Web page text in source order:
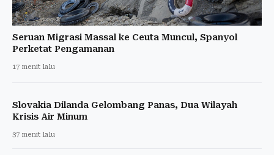
Seruan Migrasi Massal ke Ceuta Muncul, Spanyol
Perketat Pengamanan
17 menit lalu
Slovakia Dilanda Gelombang Panas, Dua Wilayah
Krisis Air Minum
37 menit lalu